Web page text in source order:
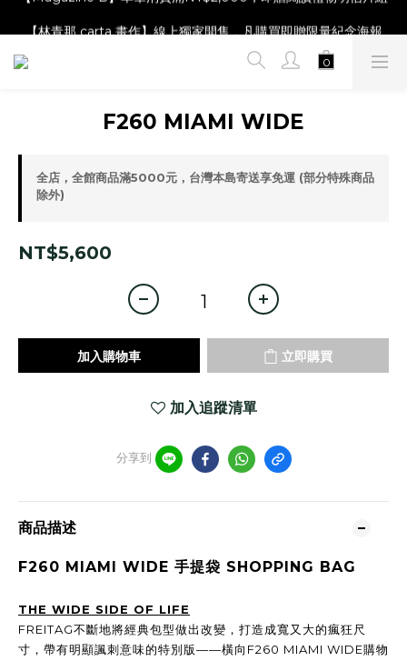
【林青那 carta 畫作】線上獨家開售，凡購買即贈限量紀念海報
【夏日降溫🧊對策單品】系列商品滿額現折 NT$300！
F260 MIAMI WIDE
全店，全館商品滿5000元，台灣本島寄送享免運 (部分特殊商品
除外)
NT$5,600
加入購物車 立即購買
加入追蹤清單
分享到
商品描述
F260 MIAMI WIDE 手提袋 SHOPPING BAG
THE WIDE SIDE OF LIFE
FREITAG不斷地將經典包型做出改變，打造成寬又大的瘋狂尺
寸，帶有明顯諷刺意味的特別版——橫向F260 MIAMI WIDE購物